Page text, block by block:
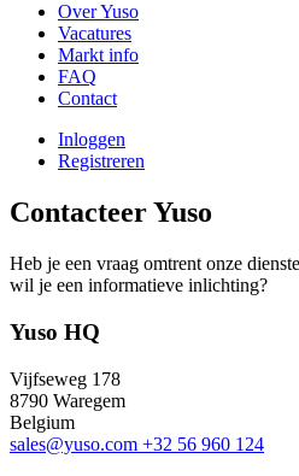
Over Yuso
Vacatures
Markt info
FAQ
Contact
Inloggen
Registreren
Contacteer Yuso
Heb je een vraag omtrent onze
wil je een informatieve inlichting?
Yuso HQ
Vijfseweg 178
8790 Waregem
Belgium
sales@yuso.com +32 56 960 124